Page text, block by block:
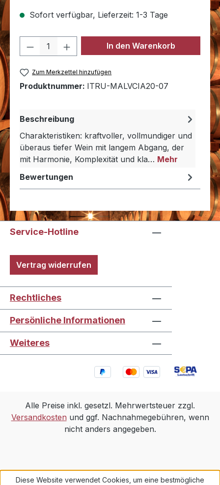
Sofort verfügbar, Lieferzeit: 1-3 Tage
Produkt Anzahl: Gib den
In den Warenkorb
Zum Merkzettel hinzufügen
Produktnummer: ITRU-MALVCIA20-07
Beschreibung
Charakteristiken: kraftvoller, vollmundiger und
überaus tiefer Wein mit langem Abgang, der
mit Harmonie, Komplexität und kla… Mehr
Bewertungen
Service-Hotline
Vertrag widerrufen
Rechtliches
Persönliche Informationen
Weiteres
Alle Preise inkl. gesetzl. Mehrwertsteuer zzgl.
Versandkosten und ggf. Nachnahmegebühren, wenn
nicht anders angegeben.
Diese Website verwendet Cookies, um eine bestmögliche